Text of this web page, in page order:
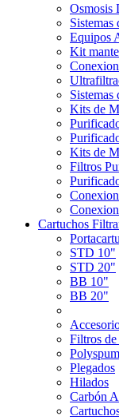
Osmosis
Sistemas
Equipos
Kit
Sistemas
Kits de
Kits de
Filtros
Cartuchos
STD 10"
STD 20"
BB 10"
BB 20"
Filtros
Polyspum
Plegados
Hilados
Carbón